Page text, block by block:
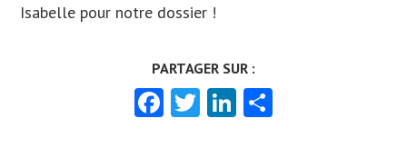
Isabelle pour notre dossier !
Facebook
TwitterLinkedIn